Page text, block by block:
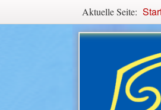
Aktuelle Seite: